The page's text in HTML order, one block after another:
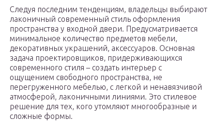
Следуя последним тенденциям, владельцы выбирают
лаконичный современный стиль оформления
пространства у входной двери. Предусматривается
минимальное количество предметов мебели,
декоративных украшений, аксессуаров. Основная
задача проектировщиков, придерживающихся
современного стиля – создать интерьер с
ощущением свободного пространства, не
перегруженного мебелью, с легкой и ненавязчивой
атмосферой, лаконичными линиями. Это стилевое
решение для тех, кого утомляют многообразные и
сложные формы.